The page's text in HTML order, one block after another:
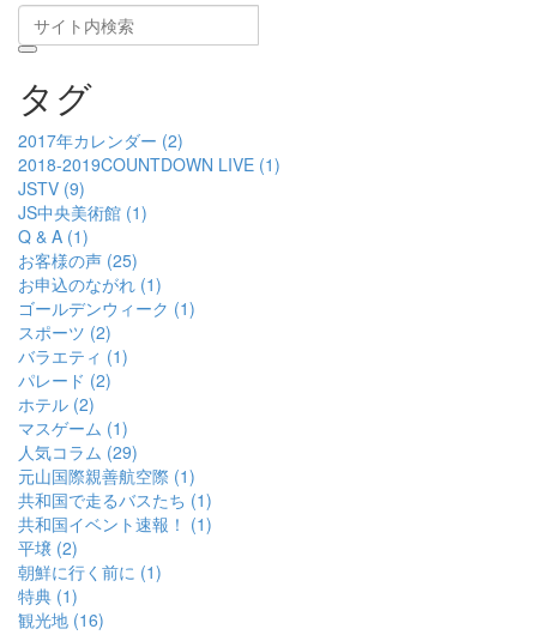
タグ
2017年カレンダー (2)
2018-2019COUNTDOWN LIVE (1)
JSTV (9)
JS中央美術館 (1)
Q & A (1)
お客様の声 (25)
お申込のながれ (1)
ゴールデンウィーク (1)
スポーツ (2)
バラエティ (1)
パレード (2)
ホテル (2)
マスゲーム (1)
人気コラム (29)
元山国際親善航空際 (1)
共和国で走るバスたち (1)
共和国イベント速報！ (1)
平壌 (2)
朝鮮に行く前に (1)
特典 (1)
観光地 (16)